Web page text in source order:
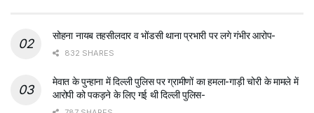
सोहना नायब तहसीलदार व भोंडसी थाना प्रभारी पर लगे गंभीर आरोप-
832 SHARES
मेवात के पुन्हाना में दिल्ली पुलिस पर ग्रामीणों का हमला-गाड़ी चोरी के मामले में
आरोपी को पकड़ने के लिए गई थी दिल्ली पुलिस-